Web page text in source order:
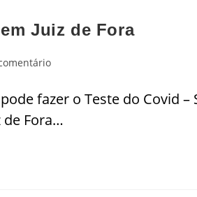
Juiz de Fora
fazer o Teste do Covid
de Fora…